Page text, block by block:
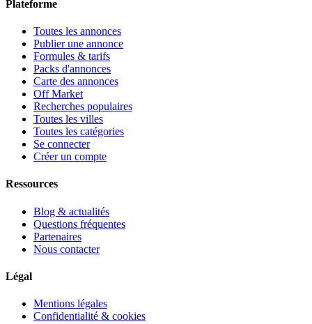
Plateforme
Toutes les annonces
Publier une annonce
Formules & tarifs
Packs d'annonces
Carte des annonces
Off Market
Recherches populaires
Toutes les villes
Toutes les catégories
Se connecter
Créer un compte
Ressources
Blog & actualités
Questions fréquentes
Partenaires
Nous contacter
Légal
Mentions légales
Confidentialité & cookies